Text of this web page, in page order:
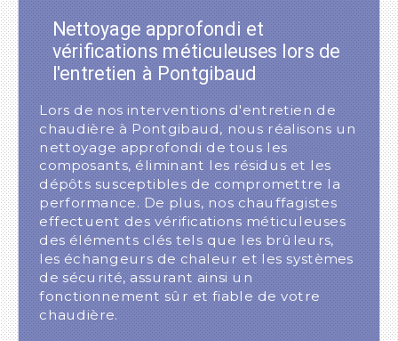
Nettoyage approfondi et
vérifications méticuleuses lors de
l'entretien à Pontgibaud
Lors de nos interventions d'entretien de
chaudière à Pontgibaud, nous réalisons un
nettoyage approfondi de tous les
composants, éliminant les résidus et les
dépôts susceptibles de compromettre la
performance. De plus, nos chauffagistes
effectuent des vérifications méticuleuses
des éléments clés tels que les brûleurs,
les échangeurs de chaleur et les systèmes
de sécurité, assurant ainsi un
fonctionnement sûr et fiable de votre
chaudière.